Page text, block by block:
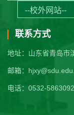
联系方式
地址：山东省青岛市
邮箱：
电话：0532-